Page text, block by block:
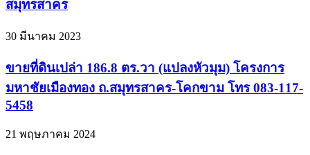
สมุทรสาคร
30 มีนาคม 2023
ขายที่ดินเปล่า 186.8 ตร.วา (แปลงหัวมุม) โครงการ
มหาชัยเมืองทอง ถ.สมุทรสาคร-โคกขาม โทร 083-117-
5458
21 พฤษภาคม 2024